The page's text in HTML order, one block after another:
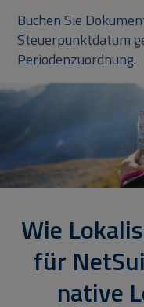
Buchen Sie
Steuerpunktdatum
Periodenzuordnung.
Wie
für
native